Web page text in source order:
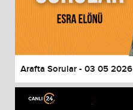
Arafta Sorular - 03 05 2026